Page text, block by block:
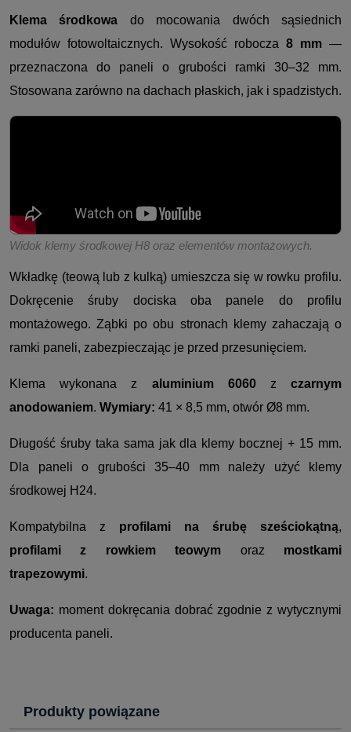
Klema środkowa do mocowania dwóch sąsiednich
modułów fotowoltaicznych. Wysokość robocza 8 mm —
przeznaczona do paneli o grubości ramki 30–32 mm.
Stosowana zarówno na dachach płaskich, jak i spadzistych.
Widok klemy środkowej H8 oraz elementów montażowych.
Wkładkę (teową lub z kulką) umieszcza się w rowku profilu.
Dokręcenie śruby dociska oba panele do profilu
montażowego. Ząbki po obu stronach klemy zahaczają o
ramki paneli, zabezpieczając je przed przesunięciem.
Klema wykonana z aluminium 6060zczarnym
anodowaniem. Wymiary: 41 × 8,5 mm, otwór Ø8 mm.
Długość śruby taka sama jak dla klemy bocznej + 15 mm.
Dla paneli o grubości 35–40 mm należy użyć klemy
środkowej H24.
Kompatybilna z profilami na śrubę sześciokątną,
profilami z rowkiem teowym oraz mostkami
trapezowymi.
Uwaga: moment dokręcania dobrać zgodnie z wytycznymi
producenta paneli.
Produkty powiązane